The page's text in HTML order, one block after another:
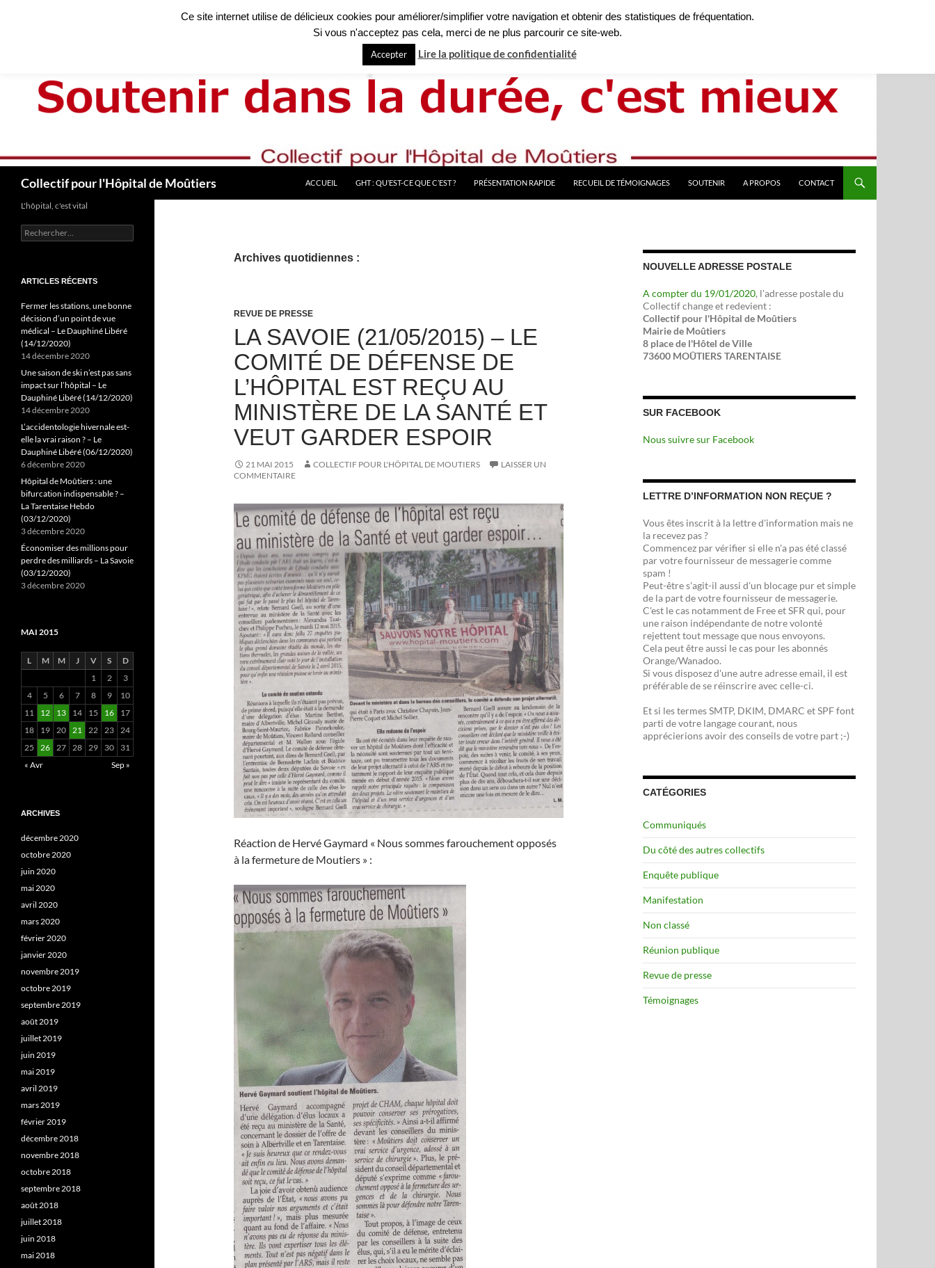
Collectif pour l'Hôpital de Moûtiers ACCUEIL GHT : QU’EST-CE QUE C’EST ? PRÉSENTATION RAPIDE RECUEIL DE TÉMOIGNAGES SOUTENIR A PROPOS CONTACT
Archives quotidiennes :
REVUE DE PRESSE
LA SAVOIE (21/05/2015) – LE
COMITÉ DE DÉFENSE DE
L’HÔPITAL EST REÇU AU
MINISTÈRE DE LA SANTÉ ET
VEUT GARDER ESPOIR
21 MAI 2015 COLLECTIF POUR L'HÔPITAL DE MOUTIERS
LAISSER UN
COMMENTAIRE
Réaction de Hervé Gaymard « Nous sommes farouchement opposés
à la fermeture de Moutiers » :
NOUVELLE ADRESSE POSTALE
A compter du 19/01/2020, l'adresse postale du
Collectif change et redevient :
Collectif pour l'Hôpital de Moûtiers
Mairie de Moûtiers
8 place de l'Hôtel de Ville
73600 MOÛTIERS TARENTAISE
SUR FACEBOOK
Nous suivre sur Facebook
LETTRE D’INFORMATION NON REÇUE ?
Vous êtes inscrit à la lettre d'information mais ne
la recevez pas ?
Commencez par vérifier si elle n'a pas été classé
par votre fournisseur de messagerie comme
spam !
Peut-être s'agit-il aussi d'un blocage pur et simple
de la part de votre fournisseur de messagerie.
C'est le cas notamment de Free et SFR qui, pour
une raison indépendante de notre volonté
rejettent tout message que nous envoyons.
Cela peut être aussi le cas pour les abonnés
Orange/Wanadoo.
Si vous disposez d'une autre adresse email, il est
préférable de se réinscrire avec celle-ci.
Et si les termes SMTP, DKIM, DMARC et SPF font
parti de votre langage courant, nous
apprécierions avoir des conseils de votre part ;-)
CATÉGORIES
Communiqués
Du côté des autres collectifs
Enquête publique
Manifestation
Non classé
Réunion publique
Revue de presse
Témoignages
L'hôpital, c'est vital
Rechercher :
ARTICLES RÉCENTS
Fermer les stations, une bonne
décision d’un point de vue
médical – Le Dauphiné Libéré
(14/12/2020)
14 décembre 2020
Une saison de ski n’est pas sans
impact sur l’hôpital – Le
Dauphiné Libéré (14/12/2020)
14 décembre 2020
L’accidentologie hivernale est-
elle la vrai raison ? – Le
Dauphiné Libéré (06/12/2020)
6 décembre 2020
Hôpital de Moûtiers : une
bifurcation indispensable ? –
La Tarentaise Hebdo
(03/12/2020)
3 décembre 2020
Économiser des millions pour
perdre des milliards – La Savoie
(03/12/2020)
3 décembre 2020
MAI 2015
L M M J V S
D
1
2
3
4
5 6 7 8 9
10
11
12 13 14 15 16
17
18
19 20 21 22 23 24
25
26 27 28 29 30
31
« Avr
Sep »
ARCHIVES
décembre 2020
octobre 2020
juin 2020
mai 2020
avril 2020
mars 2020
février 2020
janvier 2020
novembre 2019
octobre 2019
septembre 2019
août 2019
juillet 2019
juin 2019
mai 2019
avril 2019
mars 2019
février 2019
décembre 2018
novembre 2018
octobre 2018
septembre 2018
août 2018
juillet 2018
juin 2018
mai 2018
Ce site internet utilise de délicieux cookies pour améliorer/simplifier votre navigation et obtenir des statistiques de fréquentation.
Si vous n'acceptez pas cela, merci de ne plus parcourir ce site-web.
Accepter Lire la politique de confidentialité